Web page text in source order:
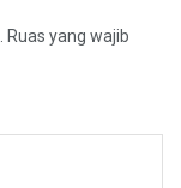
Ruas yang wajib